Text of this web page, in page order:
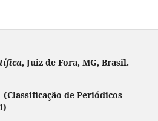
, Juiz de Fora, MG, Brasil.
de Periódicos